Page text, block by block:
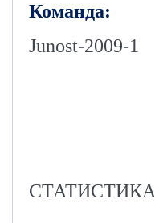
Команда:
Junost-2009-1
СТАТИСТИКА